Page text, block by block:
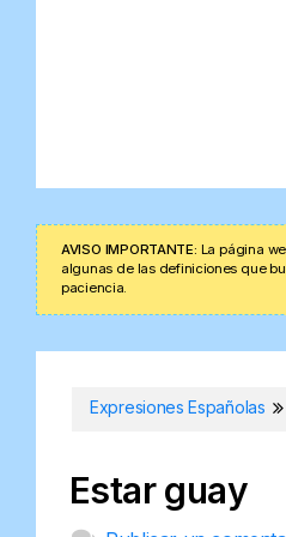
AVISO IMPORTANTE: La página
algunas de las definiciones que
paciencia.
Expresiones Españolas
Estar guay